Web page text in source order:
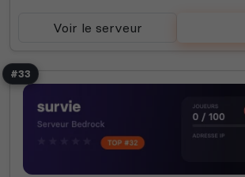
Voir le serveur
#33